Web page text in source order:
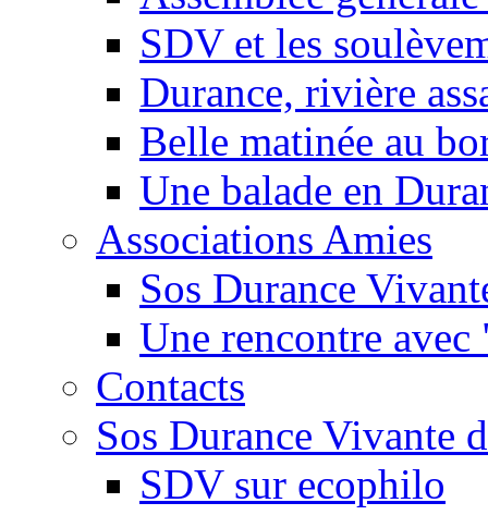
SDV et les
Durance, rivière
Belle matinée au
Une balade en
Associations Amies
Sos Durance
Une rencontre
Contacts
Sos Durance Vivante
SDV sur ecophilo